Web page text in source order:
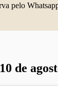
pelo
de